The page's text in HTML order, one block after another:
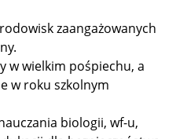
zaangażowanych
w wielkim pośpiechu, a
w roku szkolnym
biologii, wf-u,